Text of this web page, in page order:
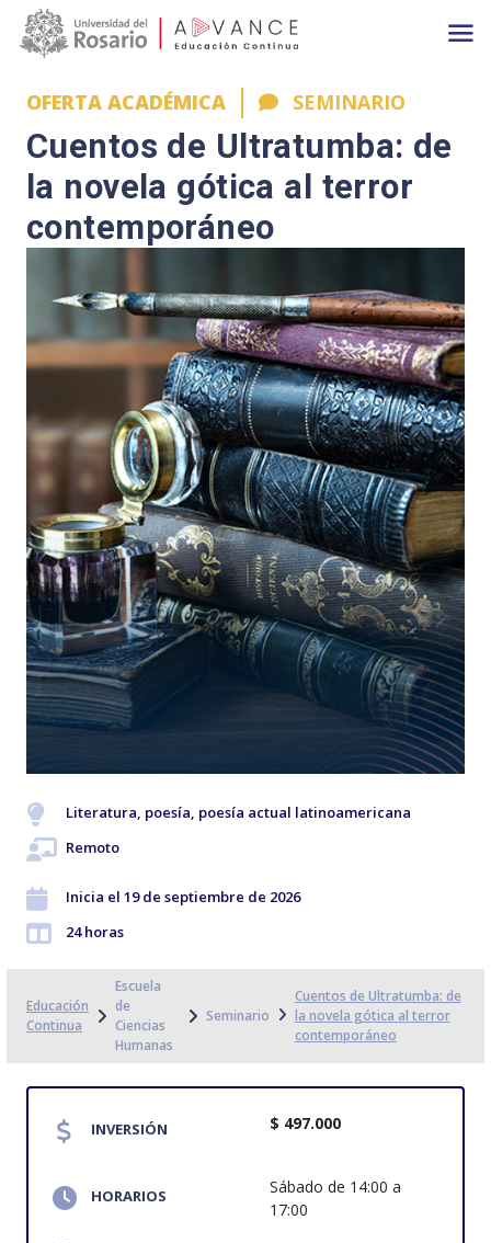
Main navigation
OFERTA ACADÉMICA SEMINARIO
Cuentos de Ultratumba: de
la novela gótica al terror
contemporáneo
Literatura, poesía, poesía actual latinoamericana
Remoto
Inicia el 19 de septiembre de 2026
24 horas
Educación
Continua
Escuela
de
Ciencias
Humanas
Seminario
Cuentos de Ultratumba: de
la novela gótica al terror
contemporáneo
INVERSIÓN $ 497.000
HORARIOS
Sábado de 14:00 a
17:00